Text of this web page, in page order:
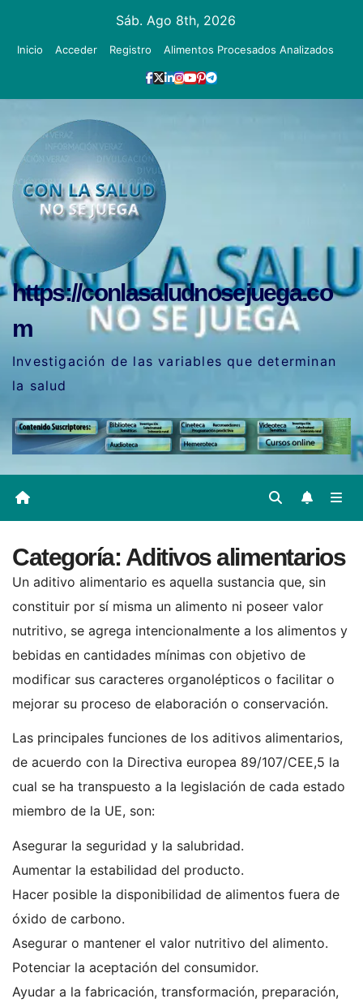
Sáb. Ago 8th, 2026
Inicio Acceder Registro Alimentos Procesados Analizados
https://conlasaludnosejuega.co
m
Investigación de las variables que determinan
la salud
Categoría: Aditivos alimentarios
Un aditivo alimentario es aquella sustancia que, sin
constituir por sí misma un alimento ni poseer valor
nutritivo, se agrega intencionalmente a los alimentos y
bebidas en cantidades mínimas con objetivo de
modificar sus caracteres organolépticos o facilitar o
mejorar su proceso de elaboración o conservación.
Las principales funciones de los aditivos alimentarios,
de acuerdo con la Directiva europea 89/107/CEE,5​ la
cual se ha transpuesto a la legislación de cada estado
miembro de la UE, son:
Asegurar la seguridad y la salubridad.
Aumentar la estabilidad del producto.
Hacer posible la disponibilidad de alimentos fuera de
óxido de carbono.
Asegurar o mantener el valor nutritivo del alimento.
Potenciar la aceptación del consumidor.
Ayudar a la fabricación, transformación, preparación,